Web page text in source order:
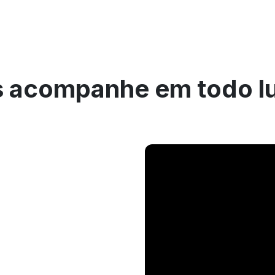
acompanhe em todo